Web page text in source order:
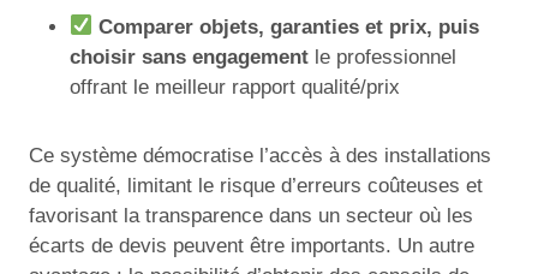
Comparer objets, garanties et prix, puis
choisir sans engagement le professionnel
offrant le meilleur rapport qualité/prix
Ce système démocratise l’accès à des installations
de qualité, limitant le risque d’erreurs coûteuses et
favorisant la transparence dans un secteur où les
écarts de devis peuvent être importants. Un autre